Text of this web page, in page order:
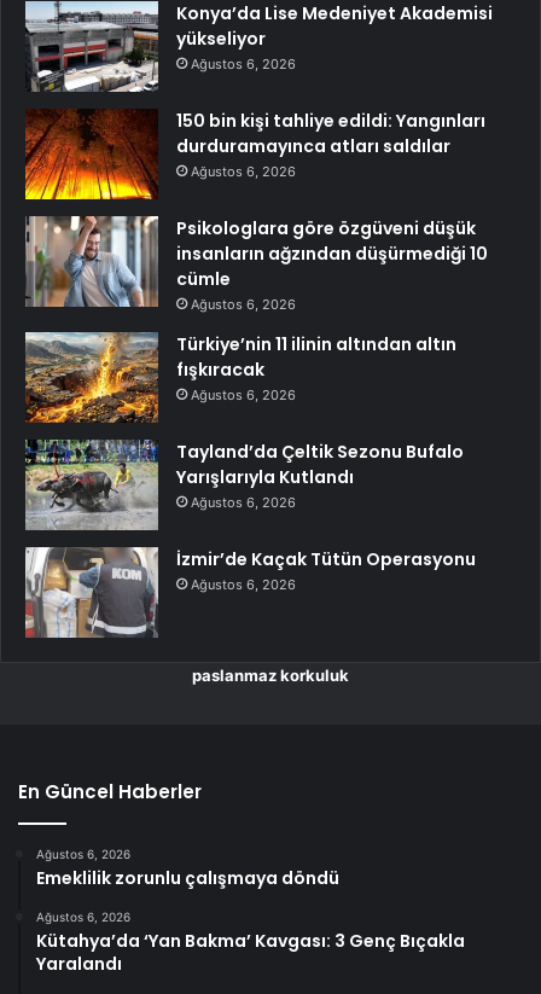
Konya’da Lise Medeniyet Akademisi
yükseliyor
Ağustos 6, 2026
150 bin kişi tahliye edildi: Yangınları
durduramayınca atları saldılar
Ağustos 6, 2026
Psikologlara göre özgüveni düşük
insanların ağzından düşürmediği 10
cümle
Ağustos 6, 2026
Türkiye’nin 11 ilinin altından altın
fışkıracak
Ağustos 6, 2026
Tayland’da Çeltik Sezonu Bufalo
Yarışlarıyla Kutlandı
Ağustos 6, 2026
İzmir’de Kaçak Tütün Operasyonu
Ağustos 6, 2026
paslanmaz korkuluk
En Güncel Haberler
Ağustos 6, 2026
Emeklilik zorunlu çalışmaya döndü
Ağustos 6, 2026
Kütahya’da ‘Yan Bakma’ Kavgası: 3 Genç Bıçakla
Yaralandı